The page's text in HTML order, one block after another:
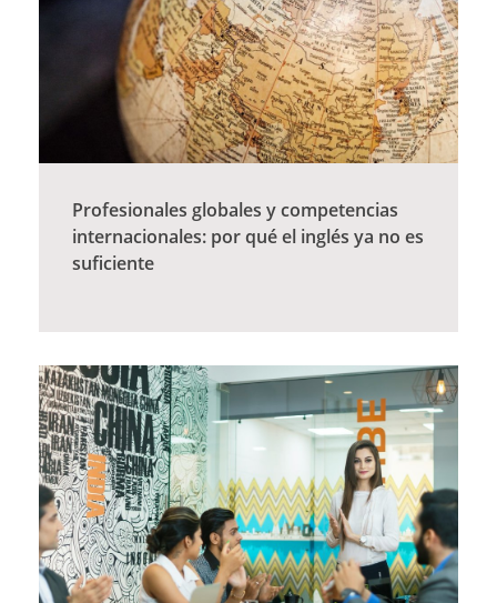
Profesionales globales y competencias
internacionales: por qué el inglés ya no es
suficiente